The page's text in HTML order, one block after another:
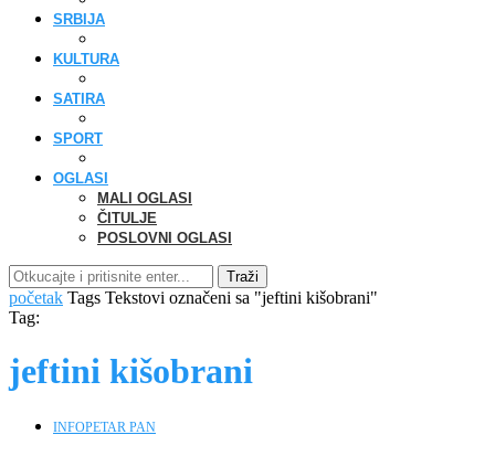
SRBIJA
KULTURA
SATIRA
SPORT
OGLASI
MALI OGLASI
ČITULJE
POSLOVNI OGLASI
Traži
početak Tags Tekstovi označeni sa "jeftini kišobrani"
Tag:
jeftini kišobrani
INFOPETAR PAN